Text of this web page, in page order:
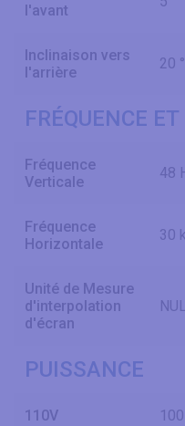
l'avant
Inclinaison vers
l'arrière
20 °
FRÉQUENCE
Fréquence
Verticale
48
Fréquence
Horizontale
30
Unité de Mesure
d'interpolation
d'écran
PUISSANCE
110V